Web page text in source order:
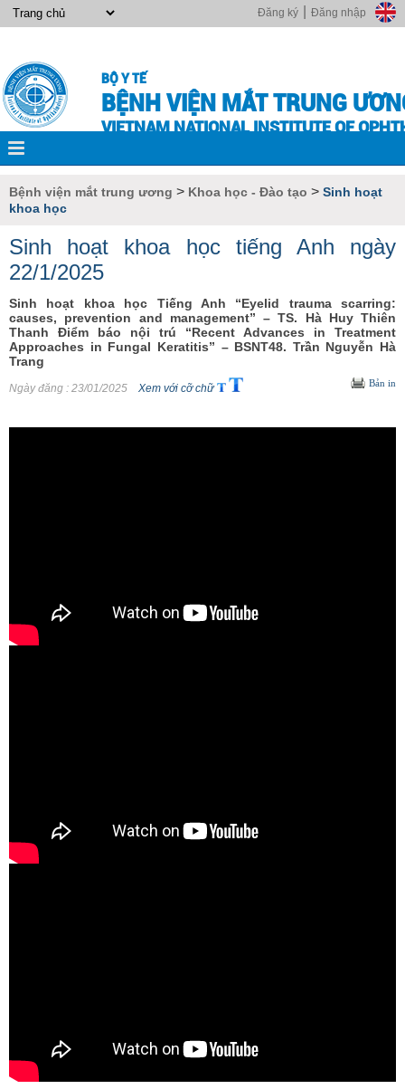
Đăng nhập
Đăng ký
BỘ Y TẾ
BỆNH VIỆN MẮT TRUNG
VIETNAM NATIONAL INSTITUTE OF
Bệnh viện mắt trung ương > Khoa học - Đào tạo > Sinh hoạt
khoa học
Sinh hoạt khoa học tiếng Anh ngày
22/1/2025
Sinh hoạt khoa học Tiếng Anh “Eyelid trauma scarring:
causes, prevention and management” – TS. Hà Huy Thiên
Thanh Điểm báo nội trú “Recent Advances in Treatment
Approaches in Fungal Keratitis” – BSNT48. Trần Nguyễn Hà
Trang
Ngày đăng : 23/01/2025 Xem với cỡ chữ Bản in